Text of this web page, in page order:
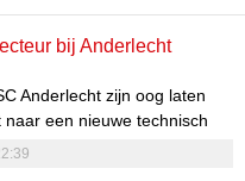
bij Anderlecht
Anderlecht zijn oog laten
een nieuwe technisch
invloed van Marijn Beuker